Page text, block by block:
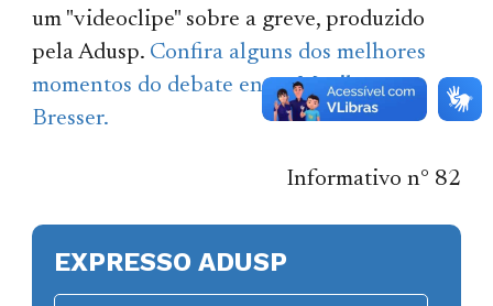
um "videoclipe" sobre a greve, produzido
pela Adusp. Confira alguns dos melhores
momentos do debate entre Marilena e
Bresser.
Informativo n° 82
EXPRESSO ADUSP